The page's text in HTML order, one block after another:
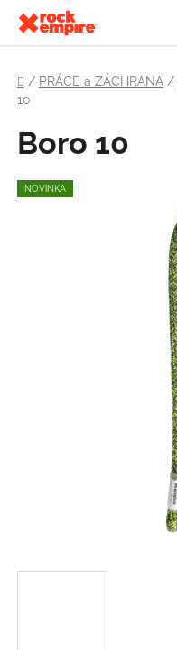
obsah
Domů
/ PRÁCE a ZÁCHRANA /
10
Boro 10
NOVINKA